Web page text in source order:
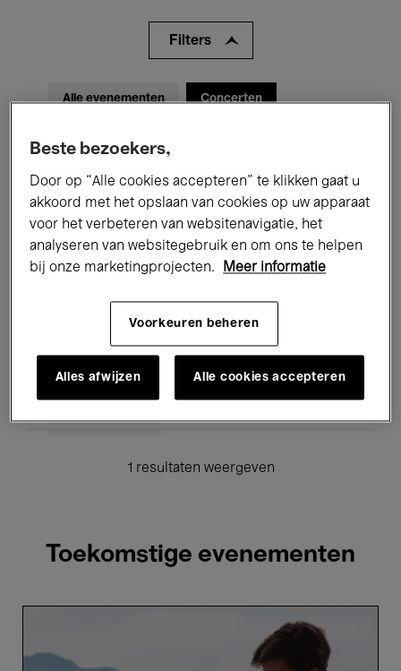
Filters
Alle evenementen Concerten
Tentoonstellingen
Performances Lezingen & Debatten
Jazz Klassieke Muziek Global Music
Elektronische Muziek
Onderwijs Rondleidingen
Hosted Events
1 resultaten weergeven
Toekomstige evenementen
Aadland
Beste bezoekers,
Door op “Alle cookies accepteren” te klikken gaat u
akkoord met het opslaan van cookies op uw apparaat
voor het verbeteren van websitenavigatie, het
analyseren van websitegebruik en om ons te helpen
bij onze marketingprojecten.
Meer informatie
Voorkeuren beheren
Alles afwijzen Alle cookies accepteren